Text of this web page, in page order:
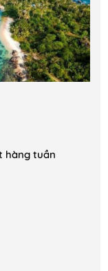
hàng tuần